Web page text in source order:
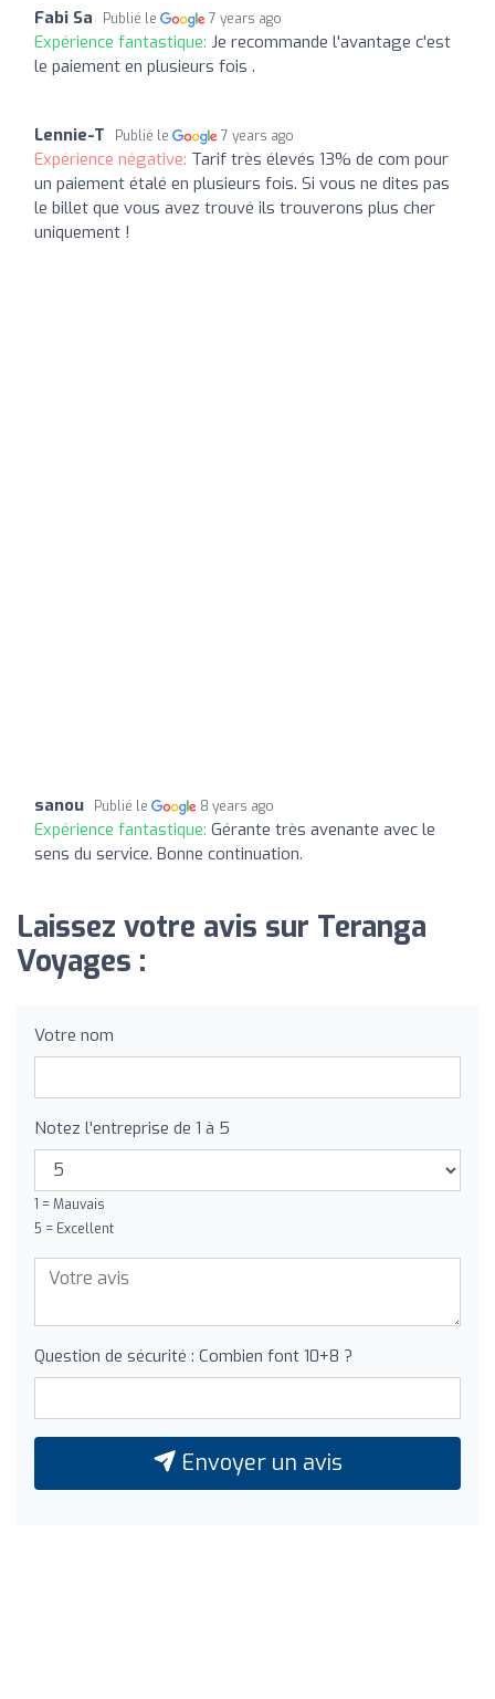
Fabi Sa Publié le 7 years ago
Expérience fantastique: Je recommande l'avantage c'est
le paiement en plusieurs fois .
Lennie-T Publié le 7 years ago
Expérience négative: Tarif très élevés 13% de com pour
un paiement étalé en plusieurs fois. Si vous ne dites pas
le billet que vous avez trouvé ils trouverons plus cher
uniquement !
sanou Publié le 8 years ago
Expérience fantastique: Gérante très avenante avec le
sens du service. Bonne continuation.
Laissez votre avis sur Teranga
Voyages :
Votre nom
Notez l'entreprise de 1 à 5
1 = Mauvais
5 = Excellent
Question de sécurité : Combien font 10+8 ?
Envoyer un avis